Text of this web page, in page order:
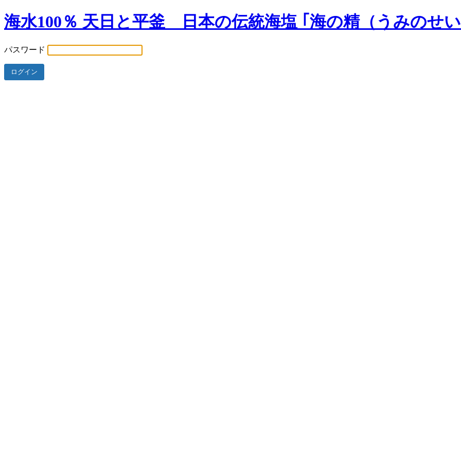
海水100％ 天日と平釜 日本の伝統海塩 ｢海の精（うみのせ
パスワード